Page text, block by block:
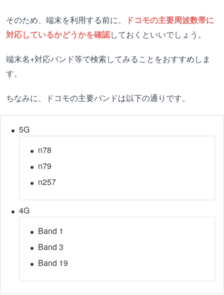
そのため、端末を利用する前に、
ドコモの主要周波数帯に
対応しているかどうかを確認しておくといいでしょう。
端末名+対応バンド等で検索してみることをおすすめしま
す。
ちなみに、ドコモの主要バンドは以下の通りです。
5G
n78
n79
n257
4G
Band 1
Band 3
Band 19